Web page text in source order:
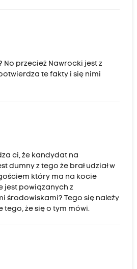
No przecież Nawrocki jest z
te fakty i się nimi
ci, że kandydat na
dumny z tego że brał udział w
który ma na kocie
jest powiązanych z
środowiskami? Tego się należy
tego, że się o tym mówi.